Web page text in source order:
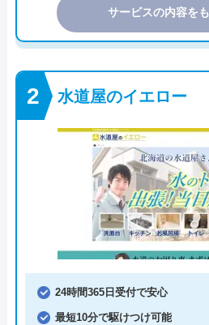
サービスの内容を
水道屋のイエロー
24時間365日受付で安心
最短10分で駆けつけ可能